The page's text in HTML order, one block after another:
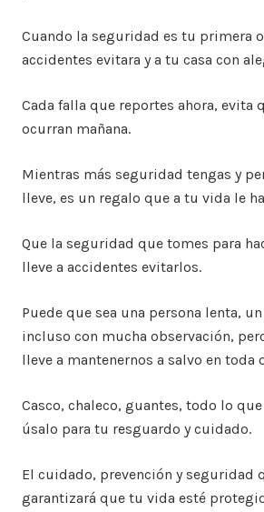
Cuando la seguridad es tu primera
accidentes evitara y a tu casa con
Cada falla que reportes ahora, evita
ocurran mañana.
Mientras más seguridad tengas y
lleve, es un regalo que a tu vida le
Que la seguridad que tomes para
lleve a accidentes evitarlos.
Puede que sea una persona lenta,
incluso con mucha observación,
lleve a mantenernos a salvo en toda
Casco, chaleco, guantes, todo lo que
úsalo para tu resguardo y cuidado.
El cuidado, prevención y seguridad
garantizará que tu vida esté